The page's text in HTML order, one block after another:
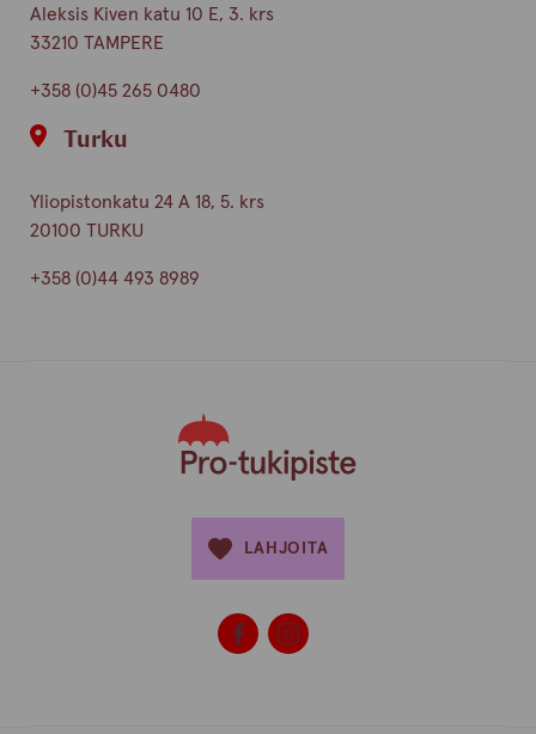
Aleksis Kiven katu 10 E, 3. krs
33210 TAMPERE
+358 (0)45 265 0480
Turku
Yliopistonkatu 24 A 18, 5. krs
20100 TURKU
+358 (0)44 493 8989
LAHJOITA